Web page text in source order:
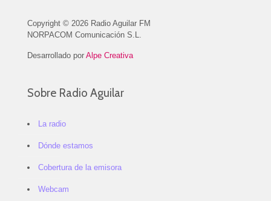
Copyright © 2026 Radio Aguilar FM
NORPACOM Comunicación S.L.
Desarrollado por Alpe Creativa
Sobre Radio Aguilar
La radio
Dónde estamos
Cobertura de la emisora
Webcam